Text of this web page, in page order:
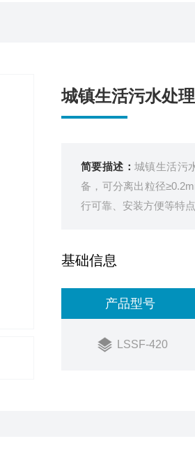
城镇生活污水处
简要描述： 城镇生活污
备，可分离出粒径
行可靠、安装方便等特
基础信息
产品型号
LSSF-420